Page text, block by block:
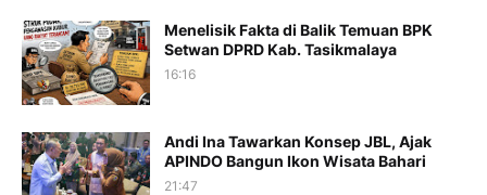
Menelisik Fakta di Balik Temuan BPK
Setwan DPRD Kab. Tasikmalaya
16:16
Andi Ina Tawarkan Konsep JBL, Ajak
APINDO Bangun Ikon Wisata Bahari
21:47